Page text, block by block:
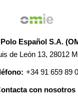
Español S.A.
de León 13, 28012
+34 91 659 89
con nosotros